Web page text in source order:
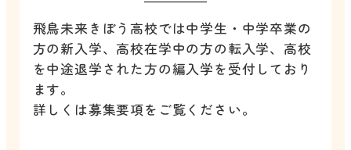
飛鳥未来きぼう高校では中学生・中学卒業の
方の新入学、高校在学中の方の転入学、高校
を中途退学された方の編入学を受付しており
ます。
詳しくは募集要項をご覧ください。